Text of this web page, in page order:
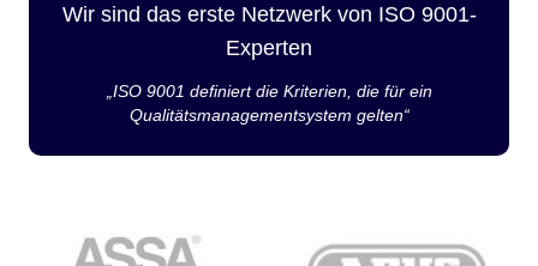
Wir sind das erste Netzwerk von ISO 9001-
Experten
„ISO 9001 definiert die Kriterien, die für ein
Qualitätsmanagementsystem gelten“